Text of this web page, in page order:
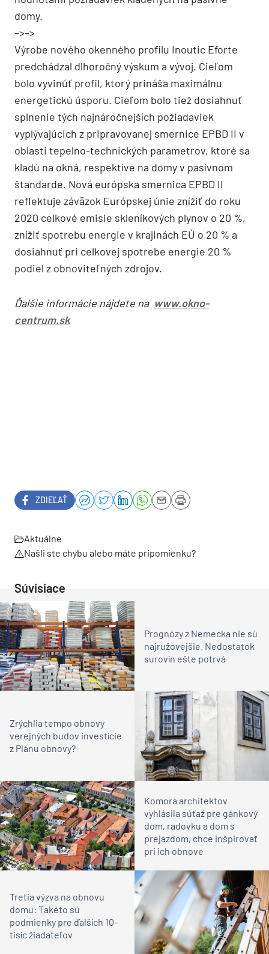
domy.
–>–>
Výrobe nového okenného profilu Inoutic Eforte
predchádzal dlhoročný výskum a vývoj. Cieľom
bolo vyvinúť profil, ktorý prináša maximálnu
energetickú úsporu. Cieľom bolo tiež dosiahnuť
splnenie tých najnáročnejších požiadaviek
vyplývajúcich z pripravovanej smernice EPBD II v
oblasti tepelno-technických parametrov, ktoré sa
kladú na okná, respektíve na domy v pasívnom
štandarde. Nová európska smernica EPBD II
reflektuje záväzok Európskej únie znížiť do roku
2020 celkové emisie skleníkových plynov o 20 %,
znížiť spotrebu energie v krajinách EÚ o 20 % a
dosiahnuť pri celkovej spotrebe energie 20 %
podiel z obnoviteľných zdrojov.
Ďalšie informácie nájdete na www.okno-
centrum.sk
ZDIEĽAŤ
Aktuálne
Našli ste chybu alebo máte pripomienku?
Súvisiace
Prognózy z Nemecka nie sú
najružovejšie. Nedostatok
surovín ešte potrvá
Zrýchlia tempo obnovy
verejných budov investície
z Plánu obnovy?
Komora architektov
vyhlásila súťaž pre gánkový
dom, radovku a dom s
prejazdom, chce inšpirovať
pri ich obnove
Tretia výzva na obnovu
domu: Takéto sú
podmienky pre ďalších 10-
tisíc žiadateľov